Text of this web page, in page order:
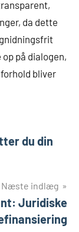
da dette
på dialogen,
bliver
du din
Næste indlæg
Juridiske